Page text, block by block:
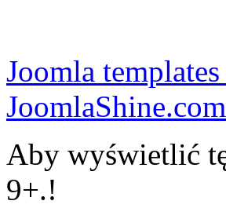
Joomla
JoomlaShine.com
Aby wyświetlić
9+.!